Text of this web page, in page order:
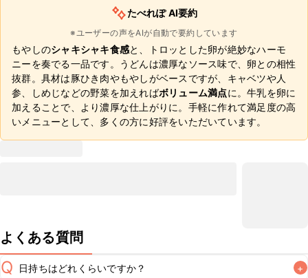
たべれぽ AI要約
※ユーザーの声をAIが自動で要約しています
もやしのシャキシャキ食感と、トロッとした卵が絶妙なハーモ
ニーを奏でる一品です。うどんは濃厚なソース味で、卵との相性
抜群。具材は豚ひき肉やもやしがベースですが、キャベツや人
参、しめじなどの野菜を加えればボリューム満点に。牛乳を卵に
加えることで、より濃厚な仕上がりに。手軽に作れて満足度の高
いメニューとして、多くの方に好評をいただいています。
よくある質問
Q 日持ちはどれくらいですか？ +